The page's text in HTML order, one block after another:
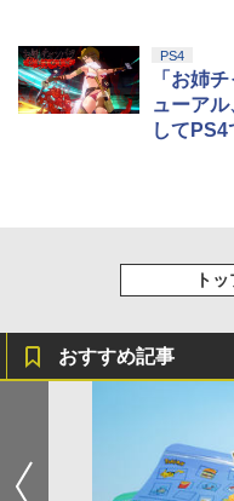
PS4
「お姉
ューア
してPS4
ト
おすすめ記事